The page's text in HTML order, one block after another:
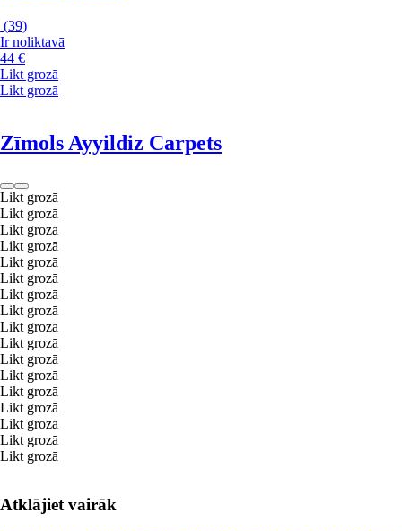
(39)
Ir noliktavā
44 €
Likt grozā
Likt grozā
Zīmols Ayyildiz Carpets
Likt grozā
Likt grozā
Likt grozā
Likt grozā
Likt grozā
Likt grozā
Likt grozā
Likt grozā
Likt grozā
Likt grozā
Likt grozā
Likt grozā
Likt grozā
Likt grozā
Likt grozā
Likt grozā
Likt grozā
Atklājiet vairāk